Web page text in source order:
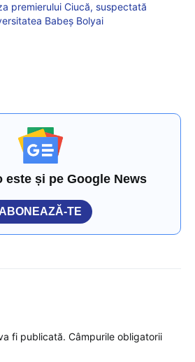
premierului Ciucă, suspectată
Babeș Bolyai
este și pe Google News
ABONEAZĂ-TE
fi publicată. Câmpurile obligatorii